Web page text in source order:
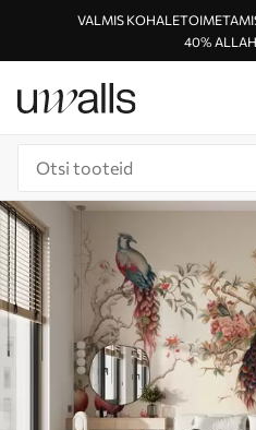
VALMIS
40%